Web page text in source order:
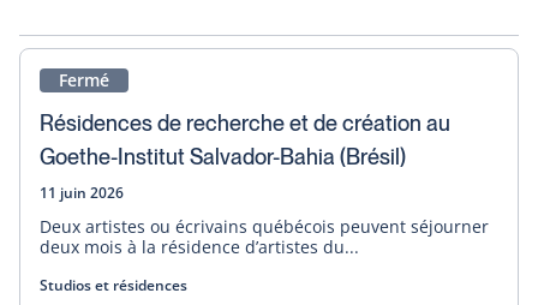
Fermé
Résidences de recherche et de création au
Goethe-Institut Salvador-Bahia (Brésil)
11 juin 2026
Deux artistes ou écrivains québécois peuvent séjourner
deux mois à la résidence d’artistes du...
Studios et résidences